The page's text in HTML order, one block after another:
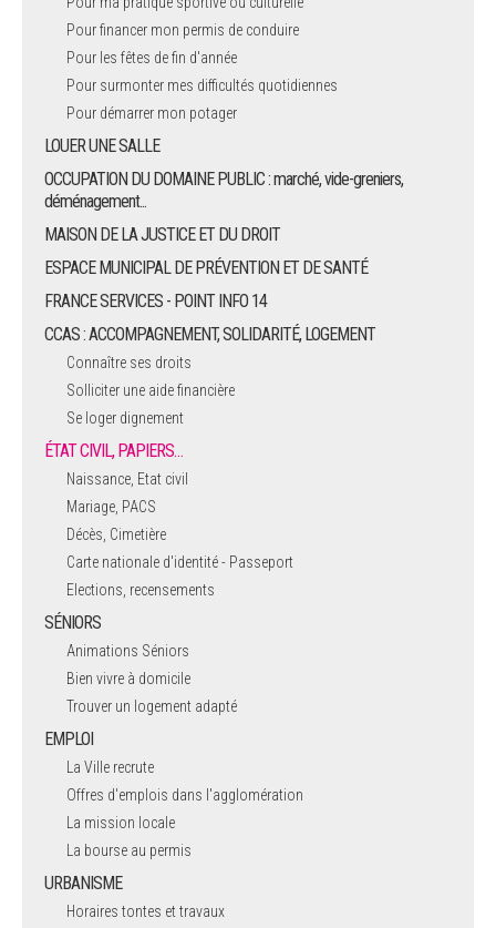
Pour financer mon permis de conduire
Pour les fêtes de fin d'année
Pour surmonter mes difficultés quotidiennes
Pour démarrer mon potager
LOUER UNE SALLE
OCCUPATION DU DOMAINE PUBLIC : marché, vide-greniers,
déménagement...
MAISON DE LA JUSTICE ET DU DROIT
ESPACE MUNICIPAL DE PRÉVENTION ET DE SANTÉ
FRANCE SERVICES - POINT INFO 14
CCAS : ACCOMPAGNEMENT, SOLIDARITÉ, LOGEMENT
Connaître ses droits
Solliciter une aide financière
Se loger dignement
ÉTAT CIVIL, PAPIERS…
Naissance, Etat civil
Mariage, PACS
Décès, Cimetière
Carte nationale d'identité - Passeport
Elections, recensements
SÉNIORS
Animations Séniors
Bien vivre à domicile
Trouver un logement adapté
EMPLOI
La Ville recrute
Offres d'emplois dans l'agglomération
La mission locale
La bourse au permis
URBANISME
Horaires tontes et travaux